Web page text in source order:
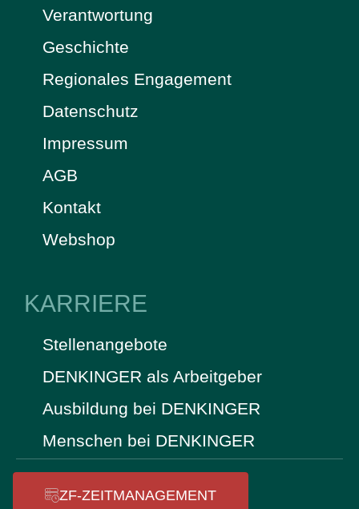
Verantwortung
Geschichte
Regionales Engagement
Datenschutz
Impressum
AGB
Kontakt
Webshop
KARRIERE
Stellenangebote
DENKINGER als Arbeitgeber
Ausbildung bei DENKINGER
Menschen bei DENKINGER
ZF-ZEITMANAGEMENT